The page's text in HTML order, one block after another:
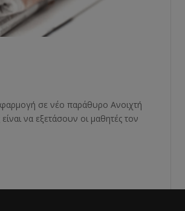
σε νέο παράθυρο Ανοιχτή
να εξετάσουν οι μαθητές τον